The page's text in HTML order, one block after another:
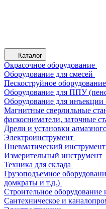
Каталог
Окрасочное оборудование
Оборудование для смесей
Пескоструйное оборудование
Оборудование для ППУ
Оборудование для инъекции
Магнитные сверлильные
фаскосниматели, заточные
Дрели и установки
Электроинструмент
Пневматический инструмент
Измерительный инструмент
Техника для склада
Грузоподъемное
домкраты и т.д.)
Строительное оборудование
Сантехническое и